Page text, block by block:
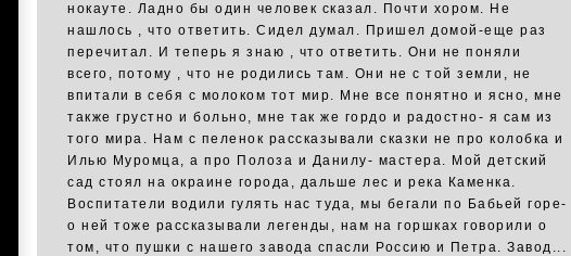
нокауте. Ладно бы один человек сказал. Почти хором. Не
нашлось , что ответить. Сидел думал. Пришел домой-еще раз
перечитал. И теперь я знаю , что ответить. Они не поняли
всего, потому , что не родились там. Они не с той земли, не
впитали в себя с молоком тот мир. Мне все понятно и ясно, мне
также грустно и больно, мне так же гордо и радостно- я сам из
того мира. Нам с пеленок рассказывали сказки не про колобка и
Илью Муромца, а про Полоза и Данилу- мастера. Мой детский
сад стоял на окраине города, дальше лес и река Каменка.
Воспитатели водили гулять нас туда, мы бегали по Бабьей горе-
о ней тоже рассказывали легенды, нам на горшках говорили о
том, что пушки с нашего завода спасли Россию и Петра. Завод...